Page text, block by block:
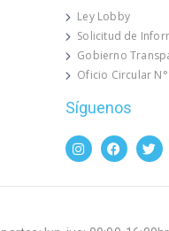
Ley Lobby
Solicitud de
Gobierno
Oficio Circular
Síguenos